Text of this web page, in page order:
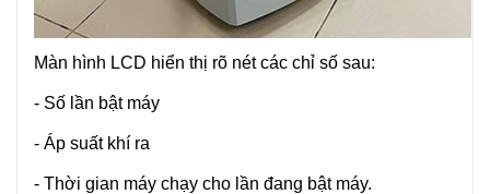
Màn hình LCD hiển thị rõ nét các chỉ số sau:
- Số lần bật máy
- Áp suất khí ra
- Thời gian máy chạy cho lần đang bật máy.